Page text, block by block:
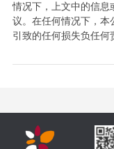
情况下，上文中的信息
议。在任何情况下，本
引致的任何损失负任何